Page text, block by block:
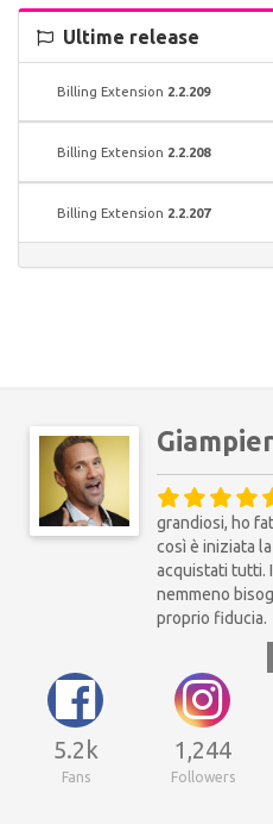
Ultime release
Billing Extension 2.2.209
Billing Extension 2.2.208
Billing Extension 2.2.207
grandiosi, ho
così è iniziata
acquistati tutti.
nemmeno
proprio fiducia.
5.2k
Fans
1,247
Followers